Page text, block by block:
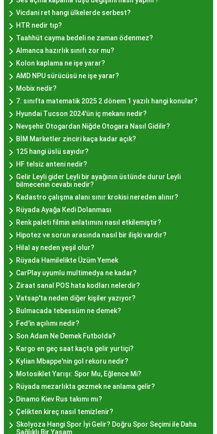
pastane, hayır lokması sunmaktadır. Geleneksel
tatları sevenler için Sultanahmet, Eminönü, ve
Eyüp gibi tarihi semtlerdeki lokantalarda Hayır
Lokması deneyimi daha da özel olabilir. Ayrıca,
Beyoğlu, Kadıköy, ve Beşiktaş gibi modern
semtlerde de bu lezzeti bulabilirsiniz.
Hayır Lokması Fiyatları
İstanbul'da Nasıl?
Hayır lokması fiyatları İstanbulgenelinde
mekanlara ve sunulan hizmete göre değişiklik
gösterir. Genellikle porsiyon bazında satılan hayır
kalitesiyle uyumlu bir deneyim sunar. İstanbul'da
farklı mekanlarda çeşitli fiyat seçeneklerini
değerlendirerek, bütçenize uygun bir hayır lokması
bulabilirsiniz.
Hayır Lokması İstanbul
Deneyiminde Nelere Dikkat
Edilmeli?
İstanbul'da hayır lokması deneyimini daha özel
kılmak için birkaç öneri:
Geleneksel Mekanları Tercih Edin:
semtlerdeki geleneksel pastanelerde hayır
lokması deneyimi daha otantik olabilir.
Yerel Tavsiyelere Kulak Verin:
yaşayanların önerilerini değerlendirerek en iyi
hayır lokması mekanlarını keşfedin.
Özel Günlerde Ziyaret Edin:
hayır organizasyonlarında, lezzet daha bir anlam
kazanır.
Vicdani ret hangi ülkelerde serbest?
HTR nedir tıp?
Taahhüt cayma bedeli ne zaman ödenmez?
Almanca hazırlık sınıfı zor mu?
Kolon kaplama ne işe yarar?
AMD NPU sürücüsü ne işe yarar?
Mobix nedir?
7. sınıfta matematik 2025 2 dönem 1 yazılı hangi konular?
Hyundai Tucson 2024'ün iç mekanı nedir?
Nevşehir Otogardan Niğde Otogara Nasıl Gidilir?
BİM Marketler zinciri kaça kadar açık?
125 hangi üslü sayıdır?
HF telsiz anteni nedir?
Gelir Leyli gider Leyli bir ayağının üstünde durur Leyli
bilmecenin cevabı nedir?
Kadastro çalışma alanı sınır krokisi nereden alınır?
Rüyada Ayağa Kedi Dolanması
Renk paleti filmin anlatımını nasıl etkilemiştir?
Hipotez ve sorun arasında nasıl bir ilişki vardır?
Hilal ay neden yeşil olur?
Rüyada Hamilelikte Üzüm Yemek
CarPlay uyumlu multimedya ne kadar?
Ziraat sanal POS hata kodları nelerdir?
Vatsap'ta neden diğer kişiler yazıyor?
Bulmacada tebessüm ne demek?
Fed'in açılımı nedir?
Son Adam Ne Demek Futbolda?
Kargo en geç saat kaçta gelir yurtiçi?
Kylian Mbappe'nin gol rekoru nedir?
Motosiklet Yarışı: Spor Mu, Eğlence Mi?
Rüyada mezarlıkta gezmek ne anlama gelir?
Dinamo Kiev Rus takımı mı?
Çelikten kireç nasıl temizlenir?
Skolyoza Hangi Spor İyi Gelir? Doğru Spor Seçimi ile Daha
Sağlıklı Bir Yaşam